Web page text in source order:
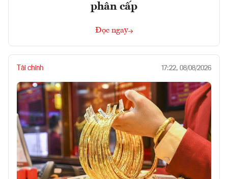
phân cấp
Đọc ngay
Tài chính 17:22, 08/08/2026